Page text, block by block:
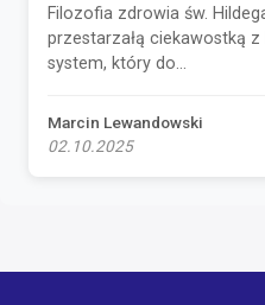
Filozofia zdrowia św.
przestarzałą ciekawostką
system, który do...
Marcin Lewandowski
02.10.2025